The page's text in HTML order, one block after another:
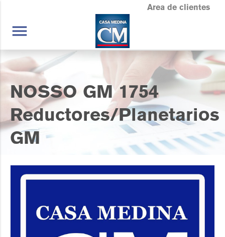
Area de clientes
menu
NOSSO GM 1754
Reductores/Planetarios
GM